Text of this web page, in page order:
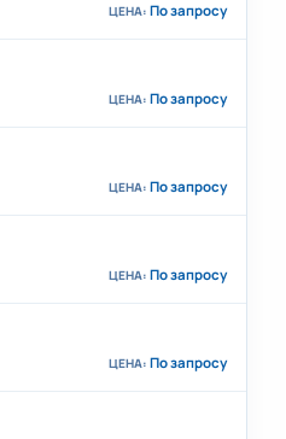
По запросу
По запросу
По запросу
По запросу
По запросу